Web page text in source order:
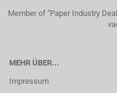
Member of "Paper Industry
MEHR ÜBER...
Impressum